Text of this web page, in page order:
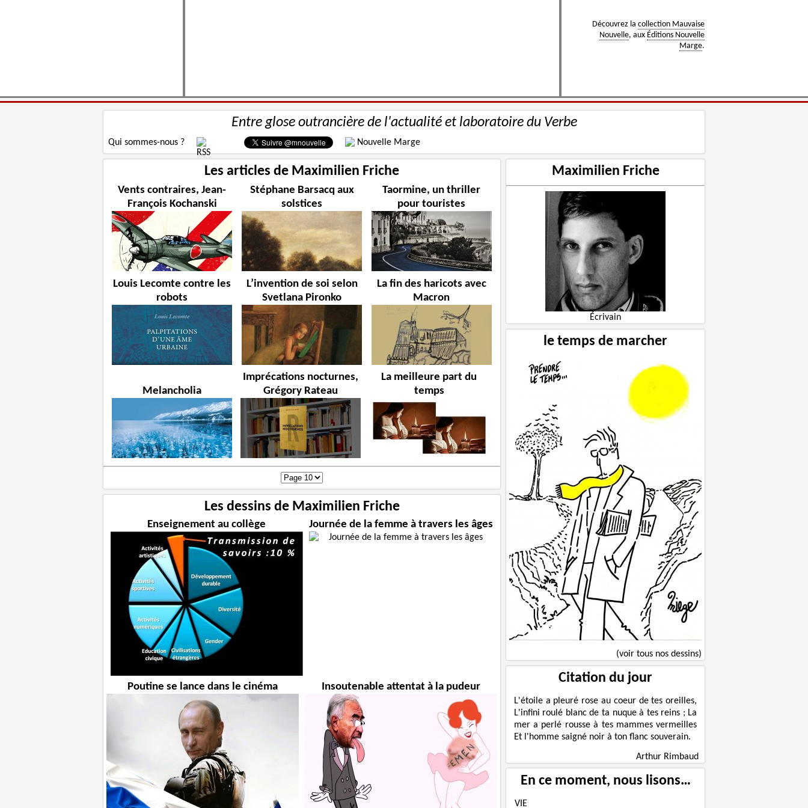
Découvrez la collection Mauvaise
Nouvelle, aux Éditions Nouvelle
Marge.
Entre glose outrancière de l'actualité et laboratoire du Verbe
Qui sommes-nous ? Nouvelle Marge
Les articles de Maximilien Friche
Vents contraires, Jean-
François Kochanski
Stéphane Barsacq aux
solstices
Taormine, un thriller
pour touristes
Louis Lecomte contre les
robots
L’invention de soi selon
Svetlana Pironko
La fin des haricots avec
Macron
Melancholia
Imprécations nocturnes,
Grégory Rateau
La meilleure part du
temps
Les dessins de Maximilien Friche
Enseignement au collège Journée de la femme à travers les âges
Poutine se lance dans le cinéma Insoutenable attentat à la pudeur
Maximilien Friche
Écrivain
le temps de marcher
(voir tous nos dessins)
Citation du jour
L'étoile a pleuré rose au coeur de tes oreilles,
L'infini roulé blanc de ta nuque à tes reins ; La
mer a perlé rousse à tes mammes vermeilles
Et l'homme saigné noir à ton flanc souverain.
Arthur Rimbaud
En ce moment, nous lisons…
VIE